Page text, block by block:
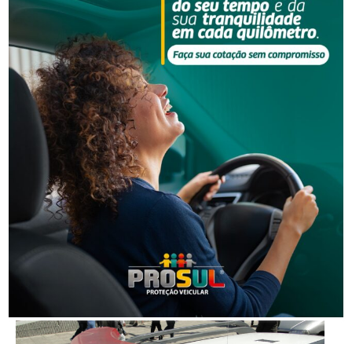
Segurança
Grave acidente na BR-101 envolvendo dois
caminhões deixa um motorista morto
Corpo de homem é encontrado em rio